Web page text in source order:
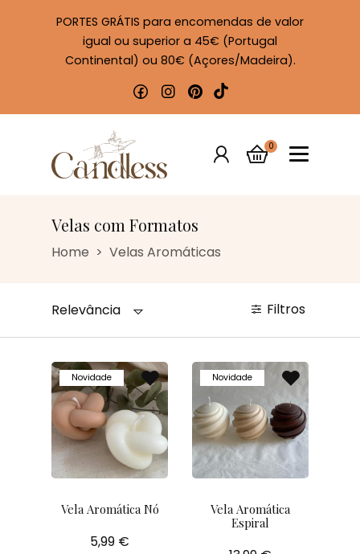
PORTES GRÁTIS para encomendas de valor
igual ou superior a 45€ (Portugal
Continental) ou 80€ (Açores/Madeira).
0
Velas com Formatos
Velas com Formatos
Home Velas Aromáticas
Relevância Filtros
Novidade
Vela Aromática Nó
5,99 €
Novidade
Vela Aromática
Espiral